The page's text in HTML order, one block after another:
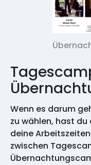
Wenn es darum
zu wählen, hast
deine
zwischen